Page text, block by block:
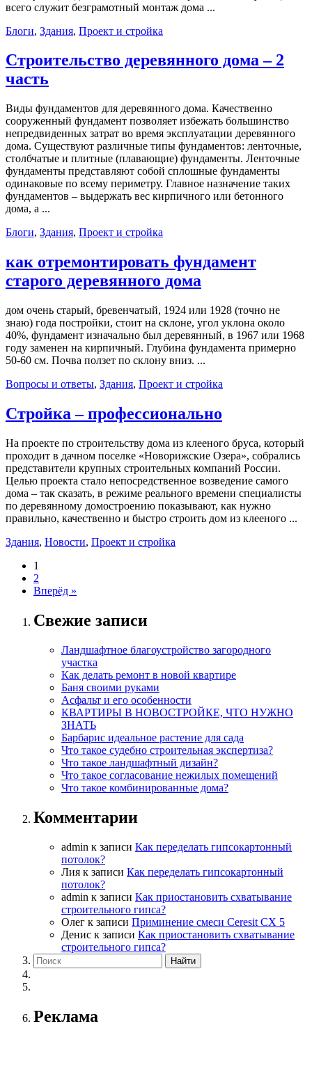
всего служит безграмотный монтаж дома ...
Блоги, Здания, Проект и стройка
Строительство деревянного дома – 2
часть
Виды фундаментов для деревянного дома. Качественно
сооруженный фундамент позволяет избежать большинство
непредвиденных затрат во время эксплуатации деревянного
дома. Существуют различные типы фундаментов: ленточные,
столбчатые и плитные (плавающие) фундаменты. Ленточные
фундаменты представляют собой сплошные фундаменты
одинаковые по всему периметру. Главное назначение таких
фундаментов – выдержать вес кирпичного или бетонного
дома, а ...
Блоги, Здания, Проект и стройка
как отремонтировать фундамент
старого деревянного дома
дом очень старый, бревенчатый, 1924 или 1928 (точно не
знаю) года постройки, стоит на склоне, угол уклона около
40%, фундамент изначально был деревянный, в 1967 или 1968
году заменен на кирпичный. Глубина фундамента примерно
50-60 см. Почва ползет по склону вниз. ...
Вопросы и ответы, Здания, Проект и стройка
Стройка – профессионально
На проекте по строительству дома из клееного бруса, который
проходит в дачном поселке «Новорижские Озера», собрались
представители крупных строительных компаний России.
Целью проекта стало непосредственное возведение самого
дома – так сказать, в режиме реального времени специалисты
по деревянному домостроению показывают, как нужно
правильно, качественно и быстро строить дом из клееного ...
Здания, Новости, Проект и стройка
1
2
Вперёд »
Свежие записи
Ландшафтное благоустройство загородного
участка
Как делать ремонт в новой квартире
Баня своими руками
Асфальт и его особенности
КВАРТИРЫ В НОВОСТРОЙКЕ, ЧТО НУЖНО
ЗНАТЬ
Барбарис идеальное растение для сада
Что такое судебно строительная экспертиза?
Что такое ландшафтный дизайн?
Что такое согласование нежилых помещений
Что такое комбинированные дома?
Комментарии
admin к записи Как переделать гипсокартонный
потолок?
Лия к записи Как переделать гипсокартонный
потолок?
admin к записи Как приостановить схватывание
строительного гипса?
Олег к записи Приминение смеси Ceresit СХ 5
Денис к записи Как приостановить схватывание
строительного гипса?
Реклама